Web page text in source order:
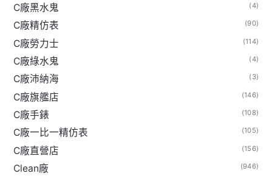
C廠黑水鬼 (4)
C廠精仿表 (90)
C廠勞力士 (114)
C廠綠水鬼 (4)
C廠沛納海 (3)
C廠旗艦店 (146)
C廠手錶 (108)
C廠一比一精仿表 (105)
C廠直營店 (156)
Clean廠 (946)